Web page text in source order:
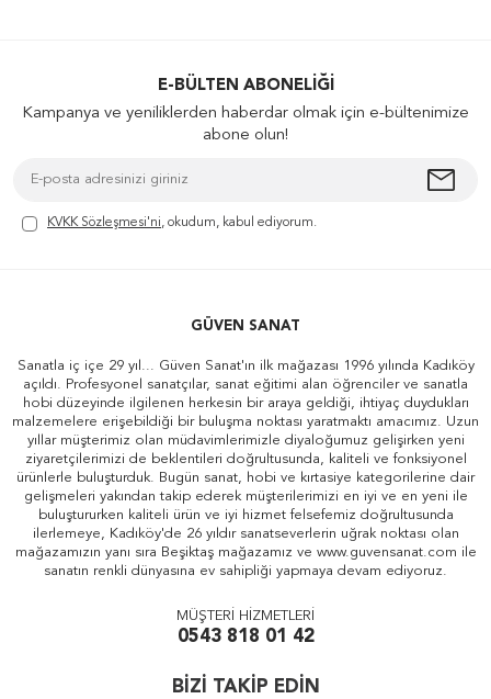
E-BÜLTEN ABONELIĞI
Kampanya ve yeniliklerden haberdar olmak için e-bültenimize
abone olun!
KVKK Sözleşmesi'ni, okudum, kabul ediyorum.
GÜVEN SANAT
Sanatla iç içe 29 yıl... Güven Sanat'ın ilk mağazası 1996 yılında Kadıköy
açıldı. Profesyonel sanatçılar, sanat eğitimi alan öğrenciler ve sanatla
hobi düzeyinde ilgilenen herkesin bir araya geldiği, ihtiyaç duydukları
malzemelere erişebildiği bir buluşma noktası yaratmaktı amacımız. Uzun
yıllar müşterimiz olan müdavimlerimizle diyaloğumuz gelişirken yeni
ziyaretçilerimizi de beklentileri doğrultusunda, kaliteli ve fonksiyonel
ürünlerle buluşturduk. Bugün sanat, hobi ve kırtasiye kategorilerine dair
gelişmeleri yakından takip ederek müşterilerimizi en iyi ve en yeni ile
buluştururken kaliteli ürün ve iyi hizmet felsefemiz doğrultusunda
ilerlemeye, Kadıköy'de 26 yıldır sanatseverlerin uğrak noktası olan
mağazamızın yanı sıra Beşiktaş mağazamız ve www.guvensanat.com ile
sanatın renkli dünyasına ev sahipliği yapmaya devam ediyoruz.
MÜŞTERİ HİZMETLERİ
0543 818 01 42
BİZİ TAKİP EDİN